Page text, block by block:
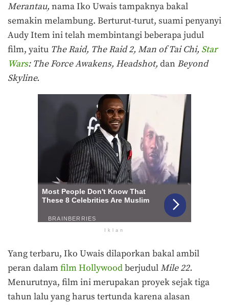
Merantau, nama Iko Uwais tampaknya bakal
semakin melambung. Berturut-turut, suami penyanyi
Audy Item ini telah membintangi beberapa judul
film, yaitu The Raid, The Raid 2, Man of Tai Chi, Star
Wars: The Force Awakens, Headshot, dan Beyond
Skyline.
Iklan
Yang terbaru, Iko Uwais dilaporkan bakal ambil
peran dalamfilm HollywoodberjudulMile 22.
Menurutnya, film ini merupakan proyek sejak tiga
tahun lalu yang harus tertunda karena alasan